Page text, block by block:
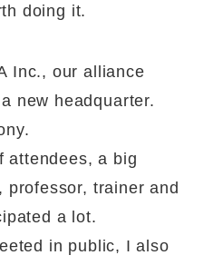
doing it.
Inc., our alliance
new headquarter.
attendees, a big
professor, trainer and
a lot.
in public, I also